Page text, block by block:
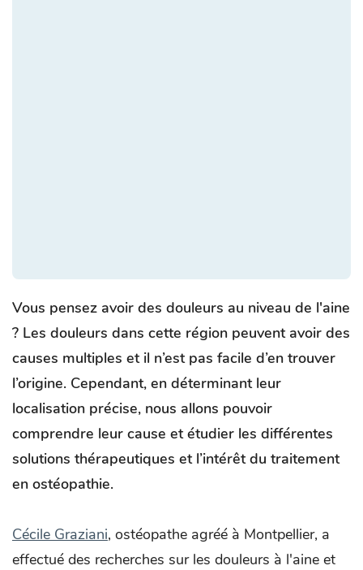
Vous pensez avoir des douleurs au niveau de l'aine
? Les douleurs dans cette région peuvent avoir des
causes multiples et il n’est pas facile d’en trouver
l’origine. Cependant, en déterminant leur
localisation précise, nous allons pouvoir
comprendre leur cause et étudier les différentes
solutions thérapeutiques et l’intérêt du traitement
en ostéopathie.
Cécile Graziani, ostéopathe agréé à Montpellier, a
effectué des recherches sur les douleurs à l'aine et